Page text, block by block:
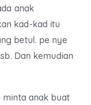
anak
kad-kad itu
betul. pe nye
Dan kemudian
anak buat